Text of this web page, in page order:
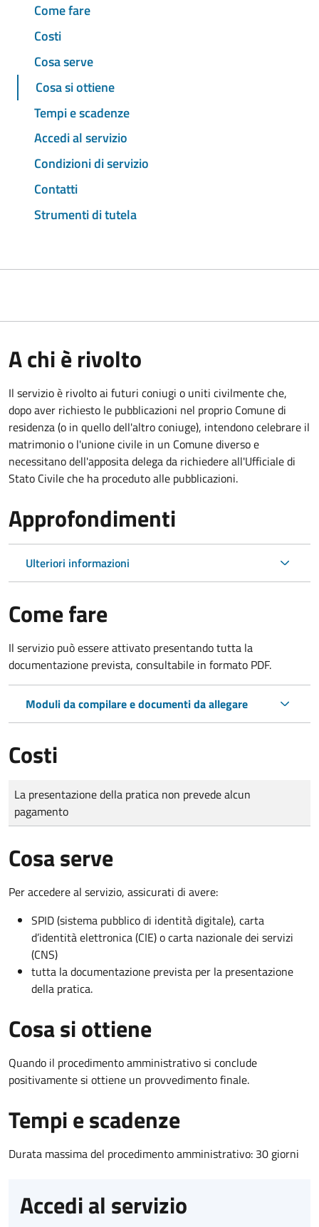
Come fare
Costi
Cosa serve
Cosa si ottiene
Tempi e scadenze
Accedi al servizio
Condizioni di servizio
Contatti
Strumenti di tutela
A chi è rivolto
Il servizio è rivolto ai futuri coniugi o uniti civilmente che,
dopo aver richiesto le pubblicazioni nel proprio Comune di
residenza (o in quello dell'altro coniuge), intendono celebrare il
matrimonio o l'unione civile in un Comune diverso e
necessitano dell'apposita delega da richiedere all'Ufficiale di
Stato Civile che ha proceduto alle pubblicazioni.
Approfondimenti
Ulteriori informazioni
Come fare
Il servizio può essere attivato presentando tutta la
documentazione prevista, consultabile in formato PDF.
Moduli da compilare e documenti da allegare
Costi
Tipo di pagamento
Importo
La presentazione della pratica non prevede alcun
pagamento
Cosa serve
Per accedere al servizio, assicurati di avere:
SPID (sistema pubblico di identità digitale), carta
d’identità elettronica (CIE) o carta nazionale dei servizi
(CNS)
tutta la documentazione prevista per la presentazione
della pratica.
Cosa si ottiene
Quando il procedimento amministrativo si conclude
positivamente si ottiene un provvedimento finale.
Tempi e scadenze
Durata massima del procedimento amministrativo: 30 giorni
Accedi al servizio